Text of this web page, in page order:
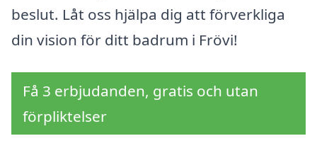
beslut. Låt oss hjälpa dig att förverkliga
din vision för ditt badrum i Frövi!
Få 3 erbjudanden, gratis och utan
förpliktelser